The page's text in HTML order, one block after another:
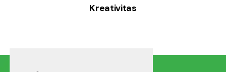
Kreativitas